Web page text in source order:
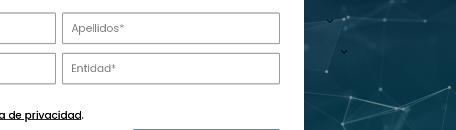
parques científicos y tecnológicos.
de privacidad.